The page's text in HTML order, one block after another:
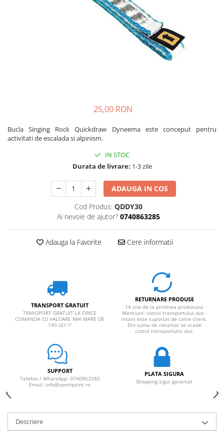
Sosete
Imbracaminte de corp
25,00 RON
Bucla Singing Rock Quickdraw Dyneema este conceput pentru
activitati de escalada si alpinism.
IN STOC
Durata de livrare: 1-3 zile
ADAUGA IN COS
Cod Produs: QDDY30
Ai nevoie de ajutor? 0740863285
Adauga la Favorite Cere informatii
TRANSPORT GRATUIT
TRANSPORT GRATUIT LA ORICE
COMANDA CU VALOARE MAI MARE DE
190 LEI !!!
RETURNARE PRODUSE
14 zile de la primirea produsului
Mentiuni: costul transportului dus -
intors este suportat de catre client.
Din suma de returnat se scade
costul transportului dus.
SUPPORT
Telefon / WhatsApp: 0740863285
Email: info@sportpoint.ro
PLATA SIGURA
Shopping sigur garantat
Descriere